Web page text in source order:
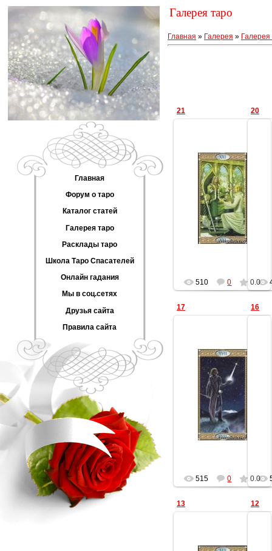
Главная
Форум о таро
Каталог статей
Галерея таро
Расклады таро
Школа Таро Спасателей
Онлайн гадания
Мы в соц.сетях
Друзья сайта
Правила сайта
Галерея таро
Главная » Галерея »
21
01.02.2014
Геката
510 0 0.0
20
17
01.02.2014
Геката
515 0 0.0
16
13 12